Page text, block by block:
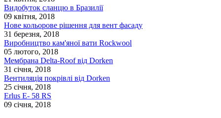
Видобуток сланцю в Бразилії
09 квітня, 2018
Нове кольорове рішення для вент фасаду
31 березня, 2018
Виробництво кам'яної вати Rockwool
05 лютого, 2018
Мембрана Delta-Roof від Dorken
31 січня, 2018
Вентиляція покрівлі від Dorken
25 січня, 2018
Erlus E- 58 RS
09 січня, 2018